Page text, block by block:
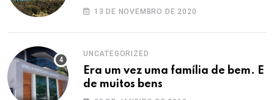
13 DE NOVEMBRO DE 2020
UNCATEGORIZED
Era um vez uma família de bem. E
de muitos bens